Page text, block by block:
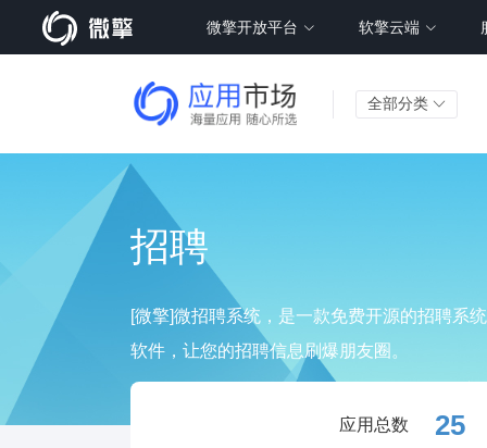
微擎开放平台 软擎云端
全部分类
招聘
[微擎]微招聘系统，是一款免费开源的招聘系
软件，让您的招聘信息刷爆朋友圈。
应用总数 25